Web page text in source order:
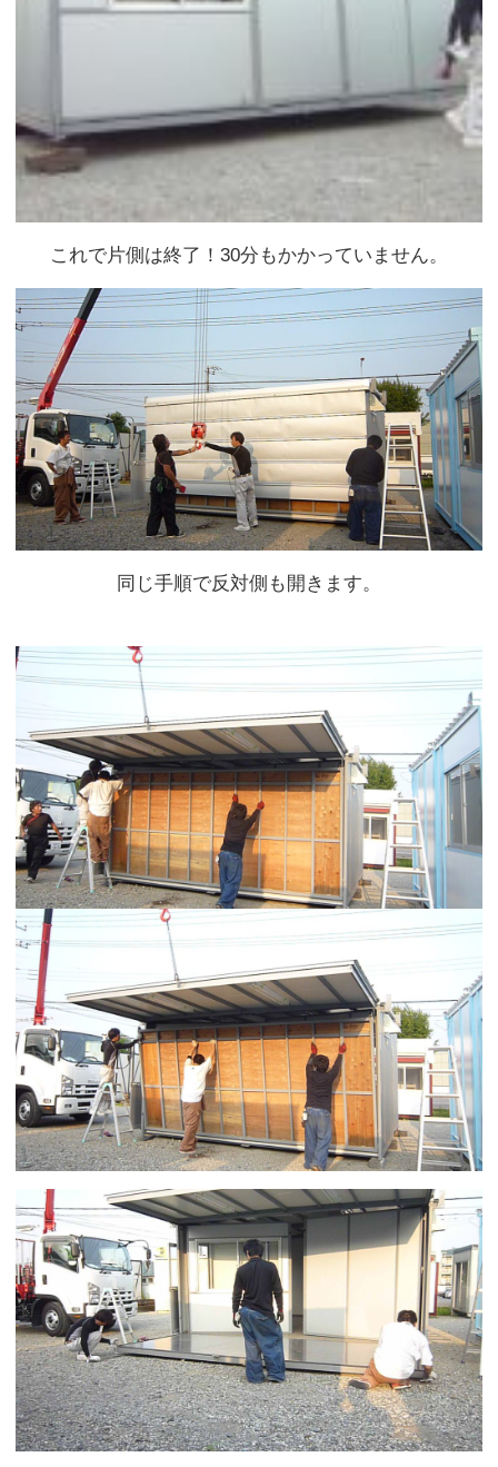
これで片側は終了！30分もかかっていません。
同じ手順で反対側も開きます。